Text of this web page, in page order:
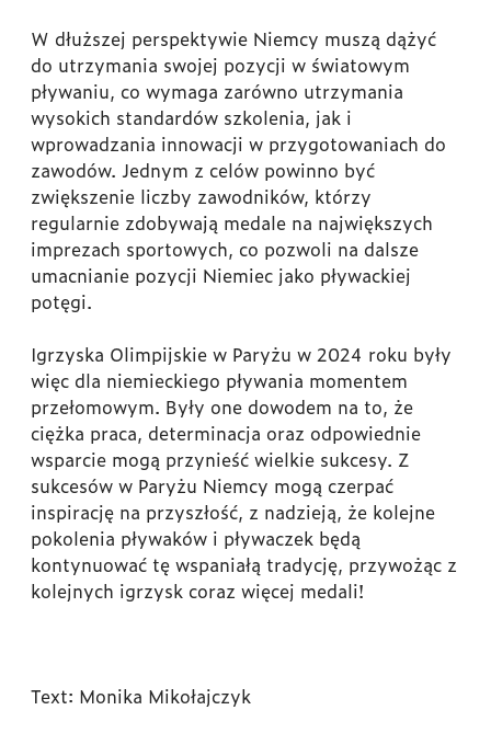
W dłuższej perspektywie Niemcy muszą dążyć
do utrzymania swojej pozycji w światowym
pływaniu, co wymaga zarówno utrzymania
wysokich standardów szkolenia, jak i
wprowadzania innowacji w przygotowaniach do
zawodów. Jednym z celów powinno być
zwiększenie liczby zawodników, którzy
regularnie zdobywają medale na największych
imprezach sportowych, co pozwoli na dalsze
umacnianie pozycji Niemiec jako pływackiej
potęgi.
Igrzyska Olimpijskie w Paryżu w 2024 roku były
więc dla niemieckiego pływania momentem
przełomowym. Były one dowodem na to, że
ciężka praca, determinacja oraz odpowiednie
wsparcie mogą przynieść wielkie sukcesy. Z
sukcesów w Paryżu Niemcy mogą czerpać
inspirację na przyszłość, z nadzieją, że kolejne
pokolenia pływaków i pływaczek będą
kontynuować tę wspaniałą tradycję, przywożąc z
kolejnych igrzysk coraz więcej medali!
Text: Monika Mikołajczyk